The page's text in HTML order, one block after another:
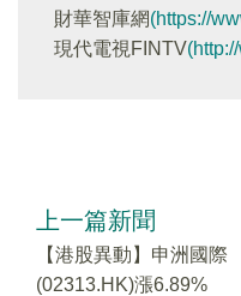
財華智庫網(https://
現代電視FINTV
上一篇新聞
【港股異動】申洲國際
(02313.HK)漲6.89%